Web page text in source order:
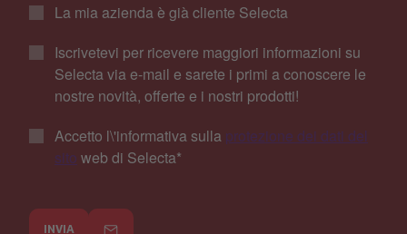
La mia azienda è già cliente Selecta
Iscrivetevi per ricevere maggiori informazioni su
Selecta via e-mail e sarete i primi a conoscere le
nostre novità, offerte e i nostri prodotti!
Accetto l\'informativa sulla protezione dei dati del
sito web di Selecta*
INVIA